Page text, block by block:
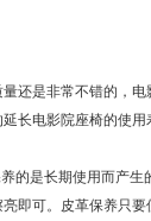
是非常不错的，电
长电影院座椅的使
是长期使用而产生
即可。皮革保养只